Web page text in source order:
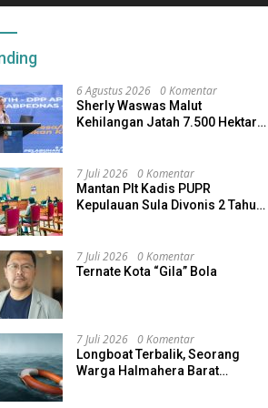
6 Agustus 2026 0 Komentar
Sherly Waswas Malut
Kehilangan Jatah 7.500 Hektare
7 Juli 2026 0 Komentar
Mantan Plt Kadis PUPR
Kepulauan Sula Divonis 2 Tahun
7 Juli 2026 0 Komentar
Ternate Kota “Gila” Bola
7 Juli 2026 0 Komentar
Longboat Terbalik, Seorang
Warga Halmahera Barat